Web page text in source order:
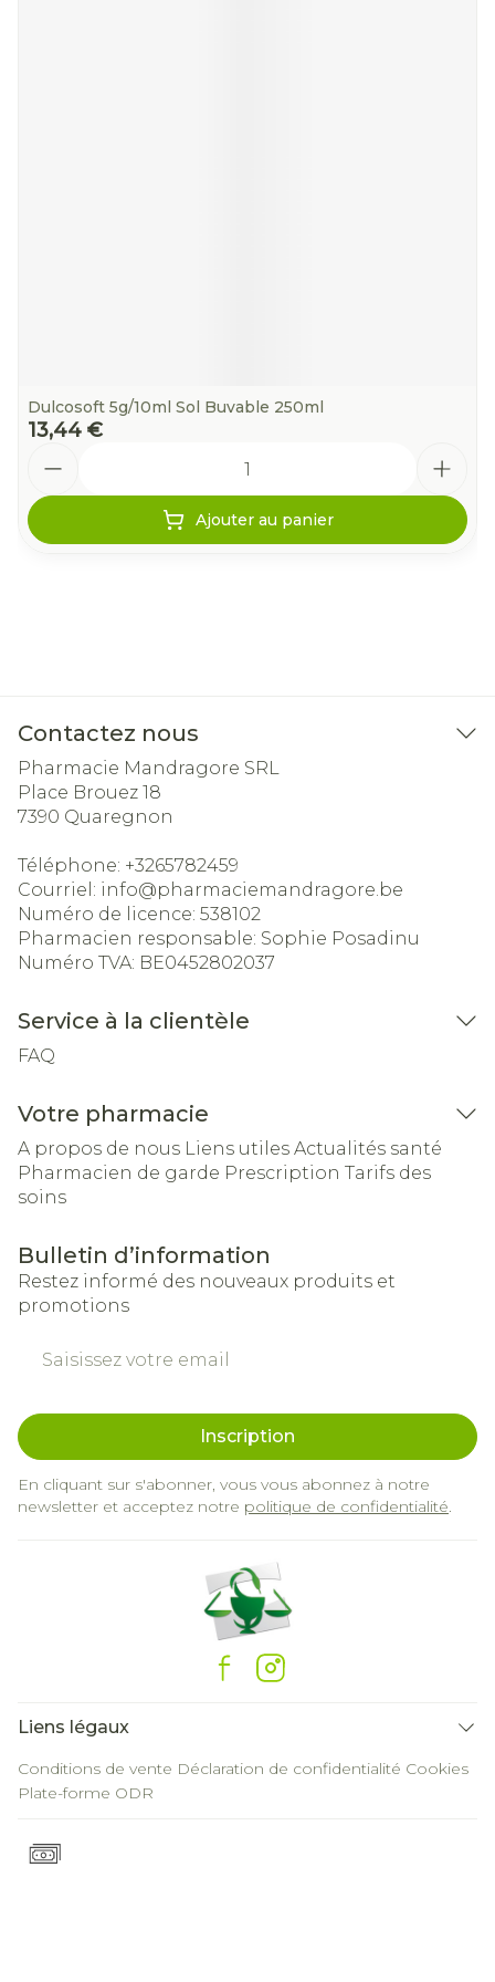
Dulcosoft 5g/10ml Sol Buvable 250ml
13,44 €
Ajouter au panier
Contactez nous
Pharmacie Mandragore SRL
Place Brouez 18
7390 Quaregnon
Téléphone: +3265782459
Courriel: info@pharmaciemandragore.be
Numéro de licence: 538102
Pharmacien responsable: Sophie Posadinu
Numéro TVA: BE0452802037
Service à la clientèle
FAQ
Votre pharmacie
A propos de nous Liens utiles Actualités santé
Pharmacien de garde Prescription Tarifs des
soins
Bulletin d’information
Restez informé des nouveaux produits et
promotions
Inscription
En cliquant sur s'abonner, vous vous abonnez à notre
newsletter et acceptez notre politique de confidentialité.
Liens légaux
Conditions de vente Déclaration de confidentialité Cookies
Plate-forme ODR